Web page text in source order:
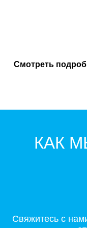
Смотреть
КАК
Свяжитесь с